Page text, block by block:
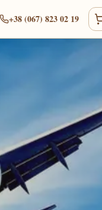
+38 (067) 823 02 19